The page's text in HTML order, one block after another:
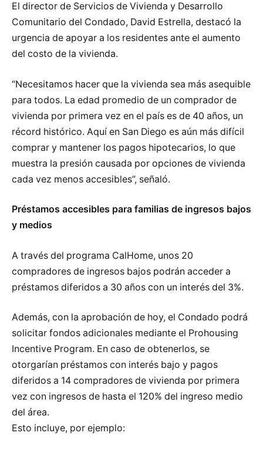
El director de Servicios de Vivienda y Desarrollo
Comunitario del Condado, David Estrella, destacó la
urgencia de apoyar a los residentes ante el aumento
del costo de la vivienda.
“Necesitamos hacer que la vivienda sea más asequible
para todos. La edad promedio de un comprador de
vivienda por primera vez en el país es de 40 años, un
récord histórico. Aquí en San Diego es aún más difícil
comprar y mantener los pagos hipotecarios, lo que
muestra la presión causada por opciones de vivienda
cada vez menos accesibles”, señaló.
Préstamos accesibles para familias de ingresos bajos
y medios
A través del programa CalHome, unos 20
compradores de ingresos bajos podrán acceder a
préstamos diferidos a 30 años con un interés del 3%.
Además, con la aprobación de hoy, el Condado podrá
solicitar fondos adicionales mediante el Prohousing
Incentive Program. En caso de obtenerlos, se
otorgarían préstamos con interés bajo y pagos
diferidos a 14 compradores de vivienda por primera
vez con ingresos de hasta el 120% del ingreso medio
del área.
Esto incluye, por ejemplo: